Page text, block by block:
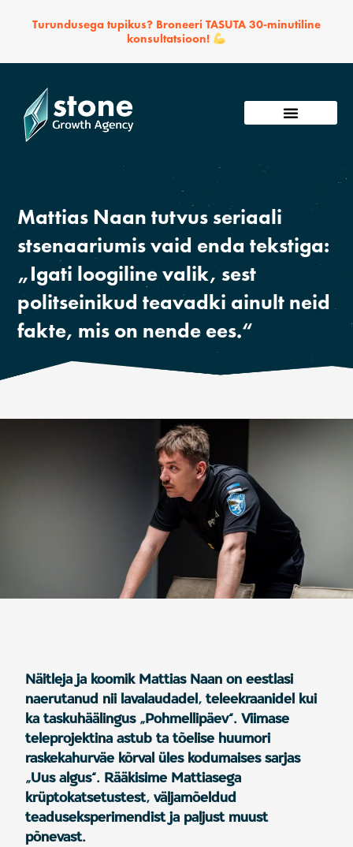
Turundusega tupikus? Broneeri TASUTA 30-minutiline
konsultatsioon!
Mattias Naan tutvus seriaali
stsenaariumis vaid enda tekstiga:
„Igati loogiline valik, sest
politseinikud teavadki ainult neid
fakte, mis on nende ees.“
Näitleja ja koomik Mattias Naan on eestlasi
naerutanud nii lavalaudadel, teleekraanidel kui
ka taskuhäälingus „Pohmellipäev“. Viimase
teleprojektina astub ta tõelise huumori
raskekahurväe kõrval üles kodumaises sarjas
„Uus algus“. Rääkisime Mattiasega
krüptokatsetustest, väljamõeldud
teaduseksperimendist ja paljust muust
põnevast.